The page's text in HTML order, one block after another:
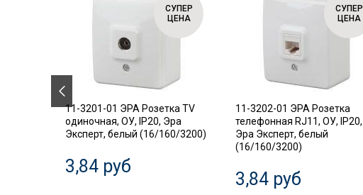
СУПЕР
ЦЕНА
11-3201-01 ЭРА Розетка TV
одиночная, ОУ, IP20, Эра
Эксперт, белый (16/160/3200)
3,84 руб
СУПЕР
ЦЕНА
11-3202-01 ЭРА Розетка
телефонная RJ11, ОУ, IP20,
Эра Эксперт, белый
(16/160/3200)
3,84 руб